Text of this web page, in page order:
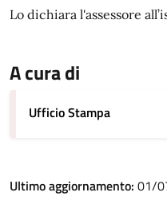
Lo dichiara l'assessore
A cura di
Ufficio Stampa
Ultimo aggiornamento: 01/